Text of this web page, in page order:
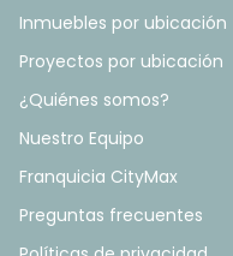
Inmuebles por ubicación
Proyectos por ubicación
¿Quiénes somos?
Nuestro Equipo
Franquicia CityMax
Preguntas frecuentes